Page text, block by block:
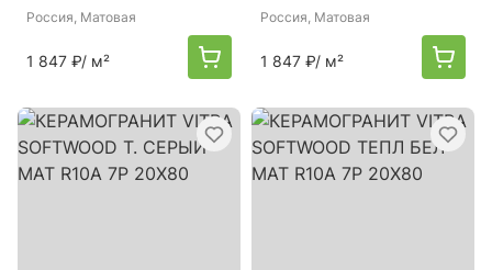
Россия, Матовая
1 847 ₽/ м²
Россия, Матовая
1 847 ₽/ м²